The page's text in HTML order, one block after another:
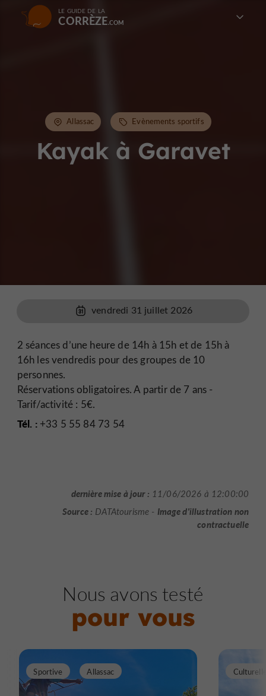
LE GUIDE DE LA
CORRÈZE
Kayak à Garavet
Allassac Evènements sportifs
vendredi 31 juillet 2026
2 séances d’une heure de 14h à 15h et de 15h à
16h les vendredis pour des groupes de 10
personnes.
Réservations obligatoires. A partir de 7 ans -
Tarif/activité : 5€.
Tél. :+33 5 55 84 73 54
dernière mise à jour : 11/06/2026 à 12:00:00
Source : DATAtourisme - Image d'illustration non
contractuelle
Nous avons testé
pour vous
Sportive Allassac